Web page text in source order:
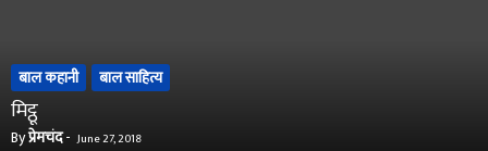
बाल कहानी बाल साहित्य
मिट्ठू
Byप्रेमचंद- June 27, 2018